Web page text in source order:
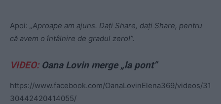
Apoi: „Aproape am ajuns. Dați Share, dați Share, pentru
că avem o întâlnire de gradul zero!”.
VIDEO:Oana Lovin merge „la pont”
https://www.facebook.com/OanaLovinElena369/videos/31
30442420414055/